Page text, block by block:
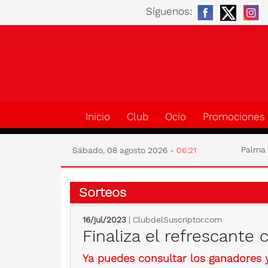
Síguenos:
Inicio Club Ocio Promociones
Sábado, 08 agosto 2026 - 06:21 Palma
Sorteos
16/jul/2023 | ClubdelSuscriptor.com
Finaliza el refrescante
Ya puedes consultar los